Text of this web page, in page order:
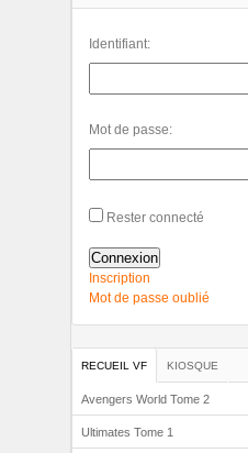
Identifiant:
Mot de passe:
Rester connecté
Connexion
Inscription
Mot de passe oublié
RECUEIL VF KIOSQUE
Avengers World Tome 2
Ultimates Tome 1